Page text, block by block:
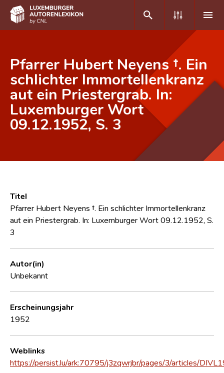
DE FR
Home
Autor(inn)en A-Z
Erweiterte Suche
Forschungsgruppe
Kontakt
Pfarrer Hubert Neyens †. Ein
schlichter Immortellenkranz
aut ein Priestergrab. In:
Luxemburger Wort
09.12.1952, S. 3
Titel
Pfarrer Hubert Neyens †. Ein schlichter Immortellenkranz
aut ein Priestergrab. In: Luxemburger Wort 09.12.1952, S.
3
Autor(in)
Unbekannt
Erscheinungsjahr
1952
Weblinks
https://persist.lu/ark:70795/j3zqwrjbr/pages/3/articles/